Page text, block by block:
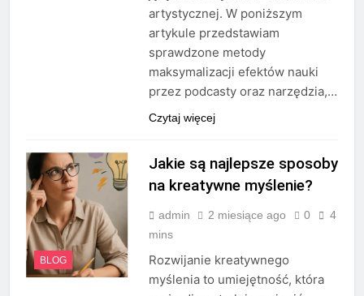
artystycznej. W poniższym
artykule przedstawiam
sprawdzone metody
maksymalizacji efektów nauki
przez podcasty oraz narzędzia,…
Czytaj więcej
BLOG
Jakie są najlepsze sposoby
na kreatywne myślenie?
admin 2 miesiące ago 0
4
mins
Rozwijanie kreatywnego
myślenia to umiejętność, która